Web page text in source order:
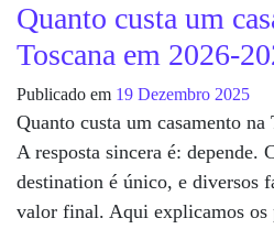
Quanto custa um
Toscana em 2026-
Publicado em 19 Dezembro 2025
Quanto custa um casamento na
A resposta sincera é: depende.
destination é único, e diversos
valor final. Aqui explicamos os